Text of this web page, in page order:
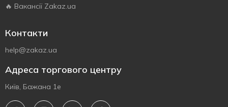
🔥 Вакансії Zakaz.ua
Контакти
help@zakaz.ua
Адреса торгового центру
Київ, Бажана 1е